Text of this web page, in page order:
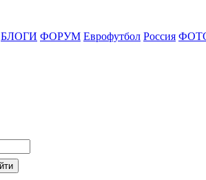
БЛОГИ ФОРУМ Еврофутбол Россия